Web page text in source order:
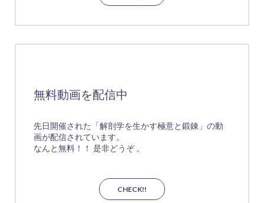
無料動画を配信中
先日開催された「解剖学を生かす極意と鍛錬」の動
画が配信されています。
なんと無料！！ 是非どうぞ 。
CHECK!!